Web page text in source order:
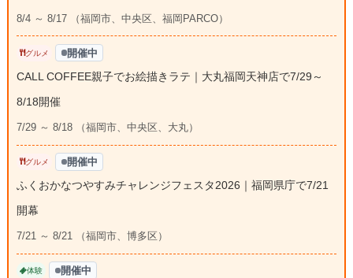
8/4 ～ 8/17 （福岡市、中央区、福岡PARCO）
グルメ 開催中
CALL COFFEE親子でお絵描きラテ｜大丸福岡天神店で7/29～
8/18開催
7/29 ～ 8/18 （福岡市、中央区、大丸）
グルメ 開催中
ふくおかなつやすみチャレンジフェスタ2026｜福岡県庁で7/21
開幕
7/21 ～ 8/21 （福岡市、博多区）
体験 開催中